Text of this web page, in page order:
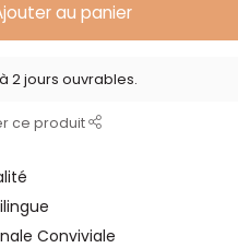
au panier
2 jours ouvrables.
ce produit
Conviviale